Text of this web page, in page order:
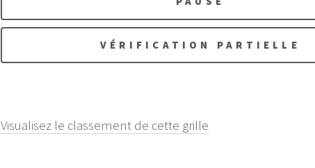
VÉRIFICATION PARTIELLE
Visualisez le classement de cette grille